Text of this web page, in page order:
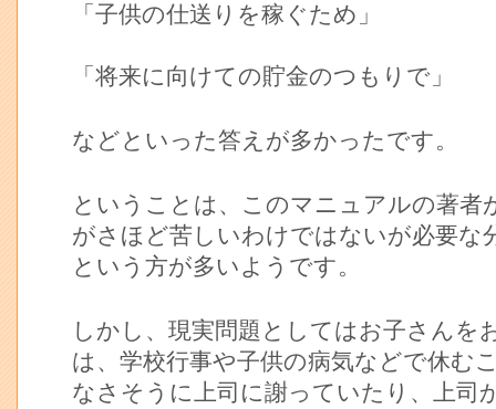
「子供の仕送りを稼ぐため」
「将来に向けての貯金のつもりで」
などといった答えが多かったです。
ということは、このマニュアルの著者
がさほど苦しいわけではないが必要な
という方が多いようです。
しかし、現実問題としてはお子さんを
は、学校行事や子供の病気などで休む
なさそうに上司に謝っていたり、上司